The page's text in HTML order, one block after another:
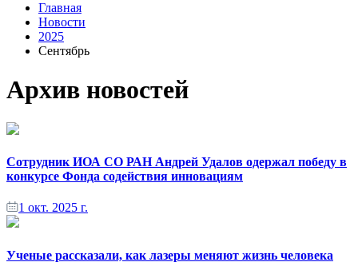
Главная
Новости
2025
Сентябрь
Архив новостей
Сотрудник ИОА СО РАН Андрей Удалов одержал победу в
конкурсе Фонда содействия инновациям
1 окт. 2025 г.
Ученые рассказали, как лазеры меняют жизнь человека